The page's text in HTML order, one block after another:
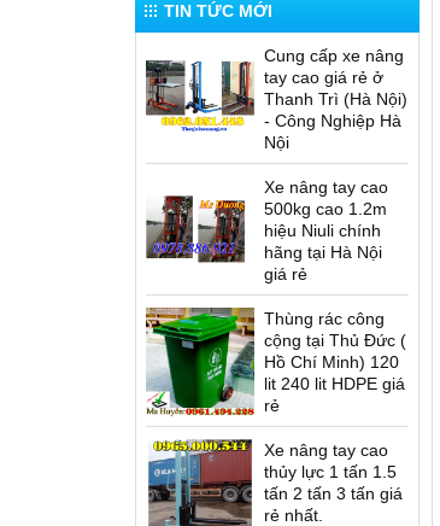
TIN TỨC MỚI
Cung cấp xe nâng
tay cao giá rẻ ở
Thanh Trì (Hà Nội)
- Công Nghiệp Hà
Nội
Xe nâng tay cao
500kg cao 1.2m
hiệu Niuli chính
hãng tại Hà Nội
giá rẻ
Thùng rác công
cộng tại Thủ Đức (
Hồ Chí Minh) 120
lit 240 lit HDPE giá
rẻ
Xe nâng tay cao
thủy lực 1 tấn 1.5
tấn 2 tấn 3 tấn giá
rẻ nhất.